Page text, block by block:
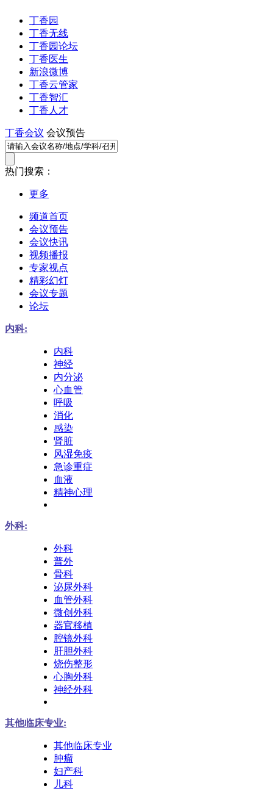
丁香园
丁香无线
丁香园论坛
丁香医生
新浪微博
丁香云管家
丁香智汇
丁香人才
丁香会议 会议预告
热门搜索：
更多
频道首页
会议预告
会议快讯
视频播报
专家视点
精彩幻灯
会议专题
论坛
内科:
内科
神经
内分泌
心血管
呼吸
消化
感染
肾脏
风湿免疫
急诊重症
血液
精神心理
外科:
外科
普外
骨科
泌尿外科
血管外科
微创外科
器官移植
腔镜外科
肝胆外科
烧伤整形
心胸外科
神经外科
其他临床专业:
其他临床专业
肿瘤
妇产科
儿科